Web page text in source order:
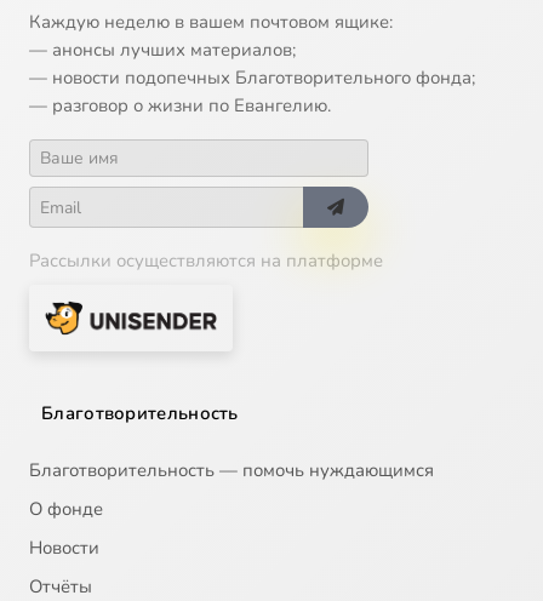
Каждую неделю в вашем почтовом ящике:
— анонсы лучших материалов;
— новости подопечных Благотворительного фонда;
— разговор о жизни по Евангелию.
Рассылки осуществляются на платформе
Благотворительность
Благотворительность — помочь нуждающимся
О фонде
Новости
Отчёты